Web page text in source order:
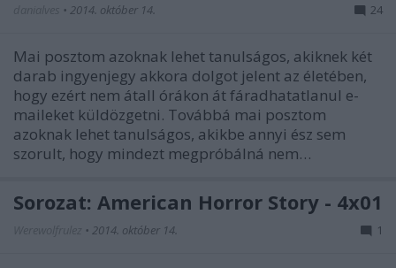
• 2014. október 14. 24
Mai posztom azoknak lehet tanulságos, akiknek két
darab ingyenjegy akkora dolgot jelent az életében,
hogy ezért nem átall órákon át fáradhatatlanul e-
maileket küldözgetni. Továbbá mai posztom
azoknak lehet tanulságos, akikbe annyi ész sem
szorult, hogy mindezt megpróbálná nem…
Sorozat: American Horror Story - 4x01
• 2014. október 14. 1